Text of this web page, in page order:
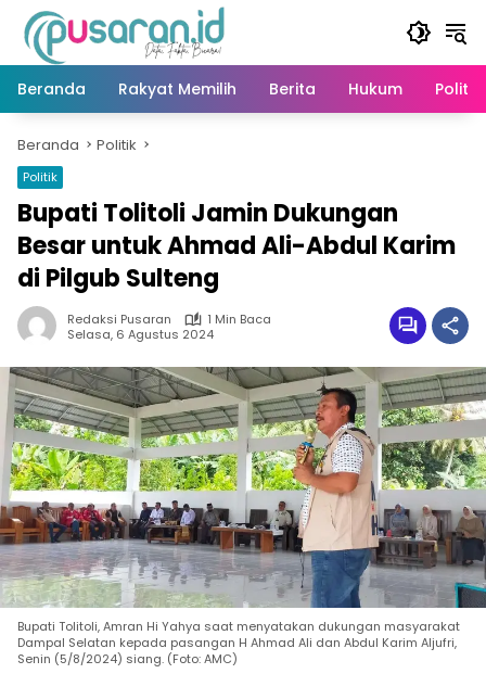
Langsung
konten
Beranda
Rakyat Memilih Berita Hukum Politik
Beranda Politik
Politik
Bupati Tolitoli Jamin Dukungan
Besar untuk Ahmad Ali-Abdul Karim
di Pilgub Sulteng
Redaksi Pusaran
1 Min Baca
Selasa, 6 Agustus 2024
Bupati Tolitoli, Amran Hi Yahya saat menyatakan dukungan masyarakat
Dampal Selatan kepada pasangan H Ahmad Ali dan Abdul Karim Aljufri,
Senin (5/8/2024) siang. (Foto: AMC)